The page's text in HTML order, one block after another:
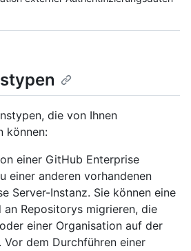
die von Ihnen
können:
einer GitHub Enterprise
einer anderen vorhandenen
Server-Instanz. Sie können eine
an Repositorys migrieren, die
einer Organisation auf der
Vor dem Durchführen einer